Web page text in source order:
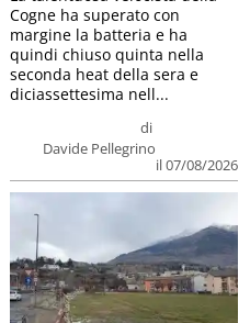
di
Davide Pellegrino
il 07/08/2026
Cogne ha superato con
margine la batteria e ha
quindi chiuso quinta nella
seconda heat della sera e
diciassettesima nell...